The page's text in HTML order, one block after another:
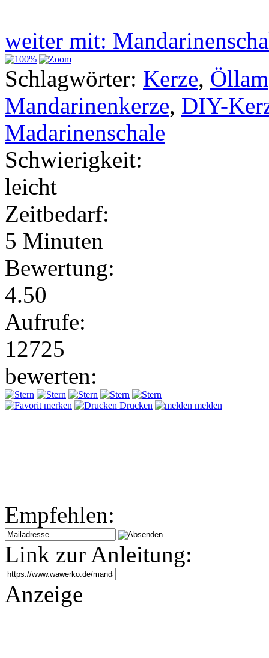
weiter mit:
Schlagwörter: Kerze,
Mandarinenkerze, DIY-
Madarinenschale
Schwierigkeit:
leicht
Zeitbedarf:
5 Minuten
Bewertung:
4.50
Aufrufe:
12725
bewerten:
merken Drucken melden
Empfehlen:
Link zur Anleitung:
Anzeige